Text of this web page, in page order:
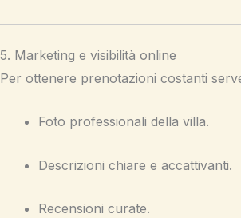
5. Marketing e visibilità online
Per ottenere prenotazioni costanti
Foto professionali della villa.
Descrizioni chiare e accattivanti.
Recensioni curate.